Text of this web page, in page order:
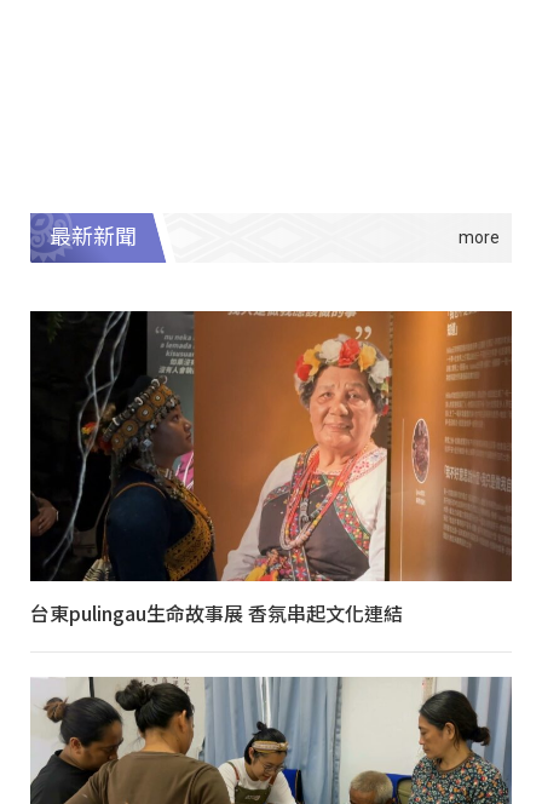
最新新聞
台東pulingau生命故事展 香氛串起文化連結